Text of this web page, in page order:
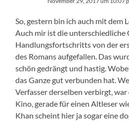
So, gestern bin ich auch mit dem
Auch mir ist die unterschiedliche
Handlungsfortschritts von der
des Romans aufgefallen. Das
schön gedrängt und hastig.
das Ganze gut verbunden hat.
Verfasser derselben verbirgt,
Kino, gerade für einen Altleser
Khan scheint hier ja sogar eine